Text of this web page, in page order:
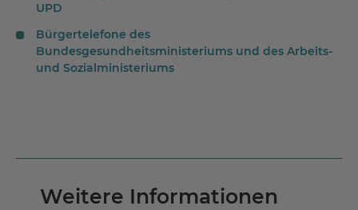
UPD
Bürgertelefone des
Bundesgesundheitsministeriums und des Arbeits-
und Sozialministeriums
Weitere Informationen